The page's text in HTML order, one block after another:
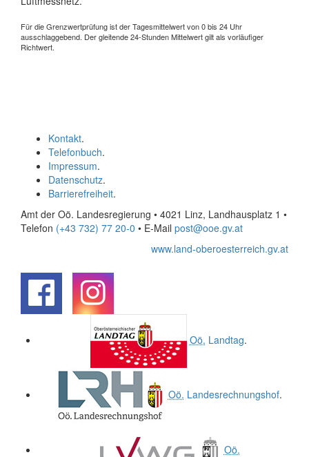
Für die Grenzwertprüfung ist der Tagesmittelwert von 0 bis 24 Uhr
ausschlaggebend. Der gleitende 24-Stunden Mittelwert gilt als vorläufiger
Richtwert.
Kontakt.
Telefonbuch.
Impressum.
Datenschutz.
Barrierefreiheit.
Amt der Oö. Landesregierung • 4021 Linz, Landhausplatz 1 •
Telefon (+43 732) 77 20-0 • E-Mail post@ooe.gv.at
www.land-oberoesterreich.gv.at
Oö. Landtag.
Oö. Landesrechnungshof.
Oö.